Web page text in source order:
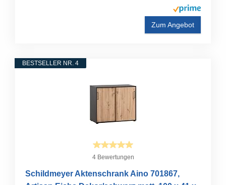
Zum Angebot
BESTSELLER NR. 4
4 Bewertungen
Schildmeyer Aktenschrank Aino 701867,